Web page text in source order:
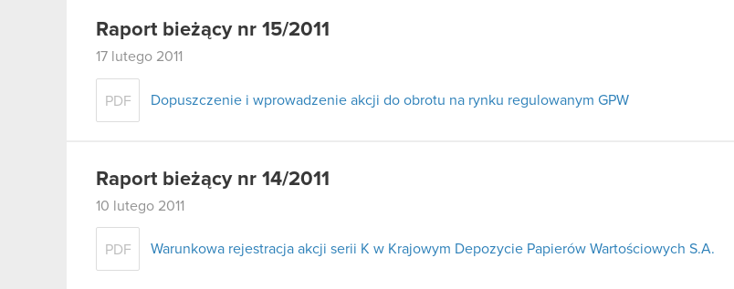
Raport bieżący nr 15/2011
17 lutego 2011
PDF Dopuszczenie i wprowadzenie akcji do obrotu na rynku regulowanym GPW
Raport bieżący nr 14/2011
10 lutego 2011
PDF Warunkowa rejestracja akcji serii K w Krajowym Depozycie Papierów Wartościowych S.A.